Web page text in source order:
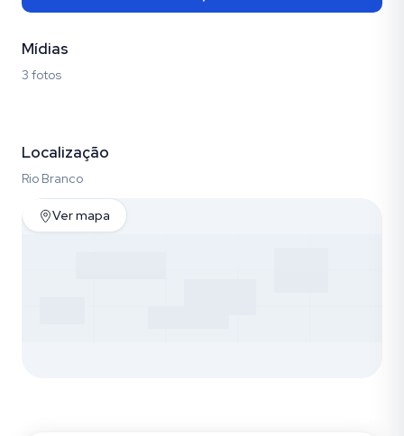
Mídias
3 fotos
Localização
Rio Branco
Ver mapa